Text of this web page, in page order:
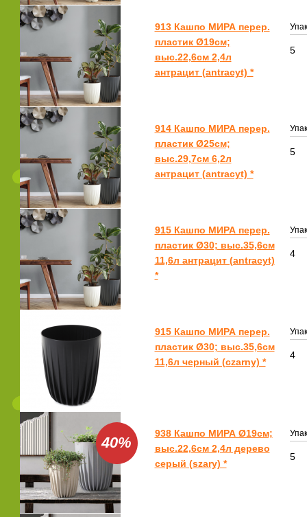
913 Кашпо МИРА перер.
пластик Ø19см;
выс.22,6см 2,4л
антрацит (antracyt) *
5
914 Кашпо МИРА перер.
пластик Ø25см;
выс.29,7см 6,2л
антрацит (antracyt) *
5
915 Кашпо МИРА перер.
пластик Ø30; выс.35,6см
11,6л антрацит (antracyt)
*
4
915 Кашпо МИРА перер.
пластик Ø30; выс.35,6см
11,6л черный (czarny) *
4
40%
938 Кашпо МИРА Ø19см;
выс.22,6см 2,4л дерево
серый (szary) *
5